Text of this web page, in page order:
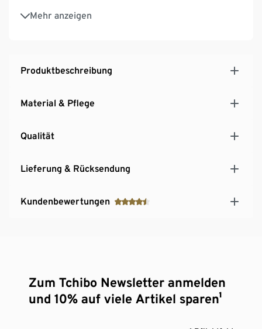
Mehr anzeigen
Knöchellang
Mit Elasthan: formbeständig, perfekter Sitz, hoher
Produktbeschreibung
Material & Pflege
Qualität
Lieferung & Rücksendung
Kundenbewertungen
Zum Tchibo Newsletter anmelden
und 10% auf viele Artikel sparen¹